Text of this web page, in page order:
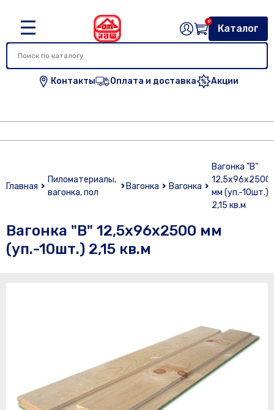
Контакты Оплата и доставка Акции
Каталог
0
Главная
Пиломатериалы,
вагонка, пол
Вагонка Вагонка
Вагонка "В"
12,5х96х2500
мм (уп.-10шт.)
2,15 кв.м
Вагонка "В" 12,5х96х2500 мм
(уп.-10шт.) 2,15 кв.м